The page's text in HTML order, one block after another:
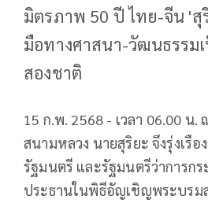
มิตรภาพ 50 ปี ไทย-จีน 'สุ
มือทางศาสนา-วัฒนธรรม
สองชาติ
15 ก.พ. 2568 - เวลา 06.00
สนามหลวง นายสุริยะ จึงรุ่งเรือ
รัฐมนตรี และรัฐมนตรีว่าการก
ประธานในพิธีอัญเชิญพระบรม